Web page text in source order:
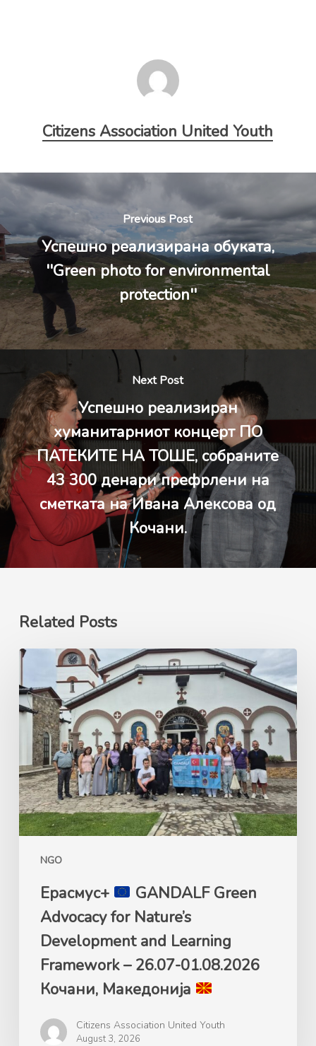
Citizens Association United Youth
Previous Post
Успешно реализирана обуката,
''Green photo for environmental
protection''
Next Post
Успешно реализиран
хуманитарниот концерт ПО
ПАТЕКИТЕ НА ТОШЕ, собраните
43 300 денари префрлени на
сметката на Ивана Алексова од
Кочани.
Related Posts
NGO
Ерасмус+
GANDALF
Green
Advocacy
Nature’s
Development
and
Learning
26.07-
01.08.2026
Кочани,
Македонија
Ерасмус+
GANDALF Green
Advocacy for Nature’s
Development and Learning
Framework – 26.07-01.08.2026
Кочани, Македонија
Citizens Association United Youth
August 3, 2026